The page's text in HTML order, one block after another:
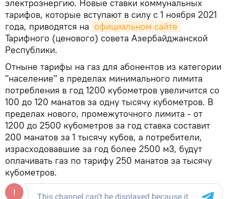
электроэнергию. Новые ставки коммунальных
тарифов, которые вступают в силу с 1 ноября 2021
года, приводятся на официальном сайте
Тарифного (ценового) совета Азербайджанской
Республики.
Отныне тарифы на газ для абонентов из категории
"население" в пределах минимального лимита
потребления в год 1200 кубометров увеличится со
100 до 120 манатов за одну тысячу кубометров. В
пределах нового, промежуточного лимита - от
1200 до 2500 кубометров за год ставка составит
200 манатов за 1 тысячу кубов, а потребители,
израсходовавшие за год более 2500 м3, будут
оплачивать газ по тарифу 250 манатов за тысячу
кубометров.